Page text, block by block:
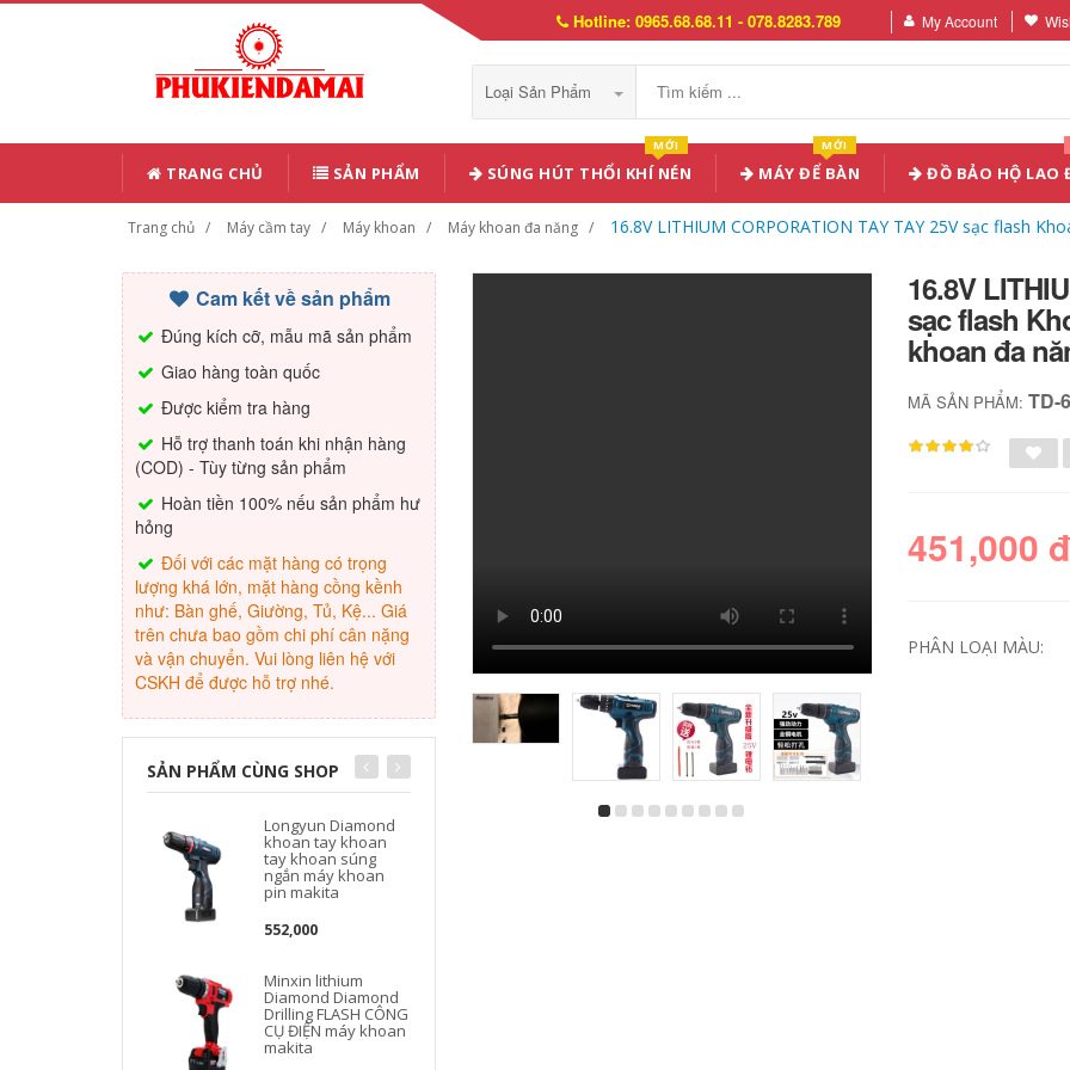
Hotline: 0965.68.68.11 - 078.8283.789 My Account
Loại Sản Phẩm
TRANG CHỦ SẢN PHẨM SÚNG HÚT THỔI KHÍ NÉN
MỚI
MÁY ĐỂ BÀN
MỚI
ĐỒ BẢO HỘ LAO
Trang chủ Máy cầm tay Máy khoan Máy khoan đa năng 16.8V LITHIUM CORPORATION TAY TAY 25V sạc flash
Cam kết về sản phẩm
Đúng kích cỡ, mẫu mã sản phẩm
Giao hàng toàn quốc
Được kiểm tra hàng
Hỗ trợ thanh toán khi nhận hàng
(COD) - Tùy từng sản phẩm
Hoàn tiền 100% nếu sản phẩm hư
hỏng
Đối với các mặt hàng có trọng
lượng khá lớn, mặt hàng cồng kềnh
như: Bàn ghế, Giường, Tủ, Kệ... Giá
trên chưa bao gồm chi phí cân nặng
và vận chuyển. Vui lòng liên hệ với
CSKH để được hỗ trợ nhé.
SẢN PHẨM CÙNG SHOP
Longyun Diamond
khoan tay khoan
tay khoan súng
ngắn máy khoan
pin makita
552,000
Minxin lithium
Diamond Diamond
Drilling FLASH CÔNG
CỤ ĐIỆN máy khoan
makita
16.8V
sạc flash
khoan đa
MÃ SẢN PHẨM:TD-
451,000 đ
PHÂN LOẠI MÀU: